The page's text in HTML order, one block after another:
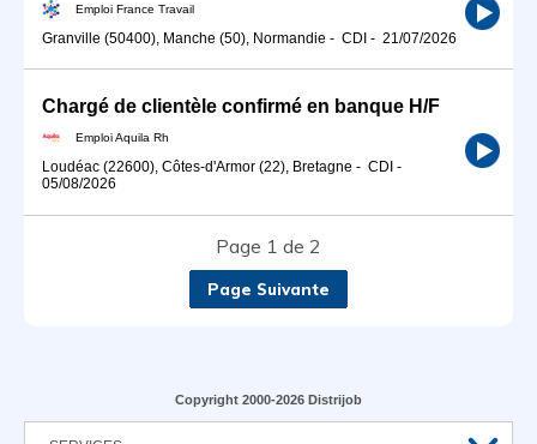
Emploi France Travail
Granville (50400), Manche (50), Normandie - CDI - 21/07/2026
Chargé de clientèle confirmé en banque H/F
Emploi Aquila Rh
Loudéac (22600), Côtes-d'Armor (22), Bretagne - CDI -
05/08/2026
Page 1 de 2
Page Suivante
Copyright 2000-2026 Distrijob